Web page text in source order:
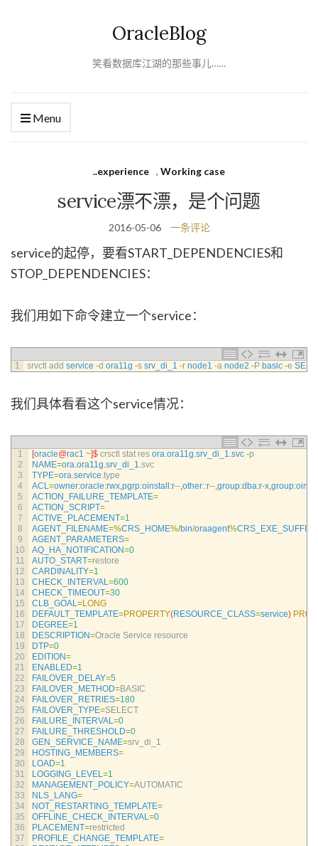
OracleBlog
笑看数据库江湖的那些事儿……
Menu
..experience , Working case
service漂不漂，是个问题
2016-05-06 一条评论
service的起停，要看START_DEPENDENCIES和
STOP_DEPENDENCIES：
我们用如下命令建立一个service：
1 srvctl add service -d ora11g -s srv_di_1 -r node1 -a node2 -P basic -e
我们具体看看这个service情况：
1
2
3
4
5
6
7
8
9
10
11
12
13
14
15
16
17
18
19
20
21
22
23
24
25
26
27
28
29
30
31
32
33
34
35
36
37
[oracle@rac1 ~]$ crsctl stat res ora.ora11g.srv_di_1.svc -p
NAME=ora.ora11g.srv_di_1.svc
TYPE=ora.service.type
ACL=owner:oracle:rwx,pgrp:oinstall :r--,other::r--,group:dba:r-x,group:
ACTION_FAILURE_TEMPLATE=
ACTION_SCRIPT=
ACTIVE_PLACEMENT=1
AGENT_FILENAME=%CRS_HOME%/bin/oraagent%CRS_EXE_SUFFIX
AGENT_PARAMETERS=
AQ_HA_NOTIFICATION=0
AUTO_START=restore
CARDINALITY=1
CHECK_INTERVAL=600
CHECK_TIMEOUT=30
CLB_GOAL=LONG
DEFAULT_TEMPLATE=PROPERTY(RESOURCE_CLASS=service)
DEGREE=1
DESCRIPTION=Oracle Service resource
DTP=0
EDITION=
ENABLED=1
FAILOVER_DELAY=5
FAILOVER_METHOD=BASIC
FAILOVER_RETRIES=180
FAILOVER_TYPE=SELECT
FAILURE_INTERVAL=0
FAILURE_THRESHOLD=0
GEN_SERVICE_NAME=srv_di_1
HOSTING_MEMBERS=
LOAD=1
LOGGING_LEVEL=1
MANAGEMENT_POLICY=AUTOMATIC
NLS_LANG=
NOT_RESTARTING_TEMPLATE=
OFFLINE_CHECK_INTERVAL=0
PLACEMENT=restricted
PROFILE_CHANGE_TEMPLATE=